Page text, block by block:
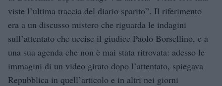
viste l’ultima traccia del diario sparito”. Il riferimento
era a un discusso mistero che riguarda le indagini
sull’attentato che uccise il giudice Paolo Borsellino, e a
una sua agenda che non è mai stata ritrovata: adesso le
immagini di un video girato dopo l’attentato, spiegava
Repubblica in quell’articolo e in altri nei giorni